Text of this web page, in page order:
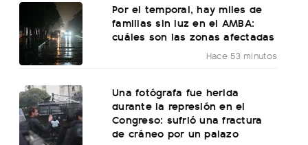
Por el temporal, hay miles de
familias sin luz en el AMBA:
cuáles son las zonas afectadas
Hace 53 minutos
Una fotógrafa fue herida
durante la represión en el
Congreso: sufrió una fractura
de cráneo por un palazo